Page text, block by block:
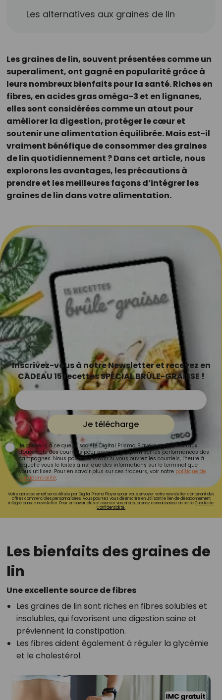
Les alternatives aux graines de lin
Les graines de lin, souvent présentées comme un
superaliment, ont gagné en popularité grâce à
leurs nombreux bienfaits pour la santé. Riches en
fibres, en acides gras oméga-3 et en lignanes,
elles sont considérées comme un atout pour
améliorer la digestion, protéger le cœur et
soutenir une alimentation équilibrée. Mais est-il
vraiment bénéfique de consommer des graines
de lin quotidiennement ? Dans cet article, nous
explorons les avantages, les précautions à
prendre et les meilleures façons d’intégrer les
graines de lin dans votre alimentation.
Inscrivez-vous à notre Newsletter et recevez en
CADEAU 15 recettes SPÉCIAL BRÛLE-GRAISSE !
Je télécharge
Je consens à ce que la société Digital Prisma Players analyse le taux
d'ouverture des courriels pour mesurer et optimiser les performances des
campagnes. Nous pourrons savoir si vous ouvrez les courriels, l'heure à
laquelle vous le faites ainsi que des informations sur le terminal que
vous utilisez. Pour en savoir plus sur ces traceurs, voir notre politique de
confidentialité.
Votre adresse email sera utilisée par Digital Prisma Playerspour vous envoyer votre newsletter contenant des
offres commerciales personnalisées. Vous pourrez vous désinscrire en utilisant le lien de désabonnement
intégré dans la newsletter. Pour en savoir plus et exercer vos droits, prenez connaissance de notreCharte de
Confidentialité.
Les bienfaits des graines de
lin
Une excellente source de fibres
Les graines de lin sont riches en fibres solubles et
insolubles, qui favorisent une digestion saine et
préviennent la constipation.
Les fibres aident également à réguler la glycémie
et le cholestérol.